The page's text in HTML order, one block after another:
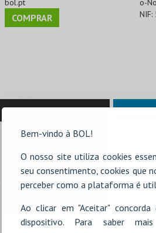
Bem-vindo à BOL!
O nosso site utiliza cookies
seu consentimento, cookies que
perceber como a plataforma é
Ao clicar em "Aceitar"
dispositivo. Para saber
bol.pt
COMPRAR
o-
NIF: